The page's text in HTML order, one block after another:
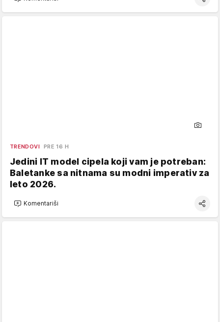
TRENDOVI PRE 16 H
Jedini IT model cipela koji vam je potreban:
Baletanke sa nitnama su modni imperativ za
leto 2026.
Komentariši